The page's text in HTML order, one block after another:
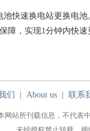
快速换电站更换电池
障，实现1分钟内快
们 About us| 联系
网站所刊载信息，不代表